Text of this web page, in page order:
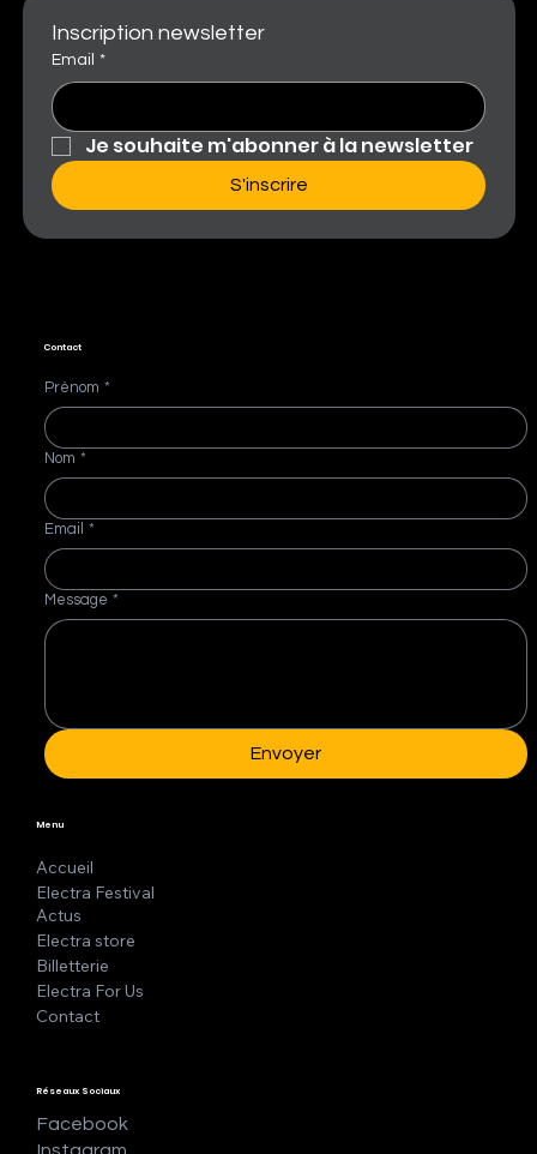
Inscription newsletter
Email *
Je souhaite m'abonner à la newsletter
S'inscrire
Contact
Prénom *
Nom *
Email *
Message *
Envoyer
Menu
Accueil
Electra Festival
Actus
Electra store
Billetterie
Electra For Us
Contact
Réseaux Sociaux
Facebook